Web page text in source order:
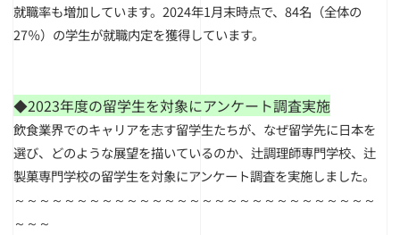
就職率も増加しています。2024年1月末時点で、84名（全体の
27％）の学生が就職内定を獲得しています。
◆2023年度の留学生を対象にアンケート調査実施
飲食業界でのキャリアを志す留学生たちが、なぜ留学先に日本を
選び、どのような展望を描いているのか、 辻調理師専門学校、 辻
製菓専門学校の留学生を対象にアンケート調査を実施しました。
～～～～～～～～～～～～～～～～～～～～～～～～～～～～～
～～～